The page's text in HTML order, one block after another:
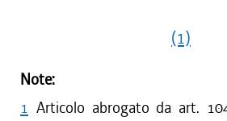
(1)
Note:
1 Articolo abrogato da art.